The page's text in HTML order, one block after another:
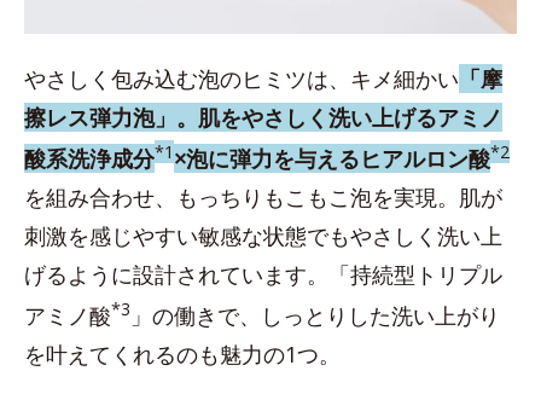
やさしく包み込む泡のヒミツは、キメ細かい 「摩
擦レス弾力泡」。 肌をやさしく洗い上げるアミノ
酸系洗浄成分*1 ×泡に弾力を与えるヒアルロン酸*2
を組み合わせ、もっちりもこもこ泡を実現。肌が
刺激を感じやすい敏感な状態でもやさしく洗い上
げるように設計されています。「持続型トリプル
アミノ酸*3 」の働きで、しっとりした洗い上がり
を叶えてくれるのも魅力の1つ。